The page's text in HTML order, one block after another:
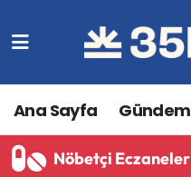
Ana Sayfa Gündem
Nöbetçi Eczaneler